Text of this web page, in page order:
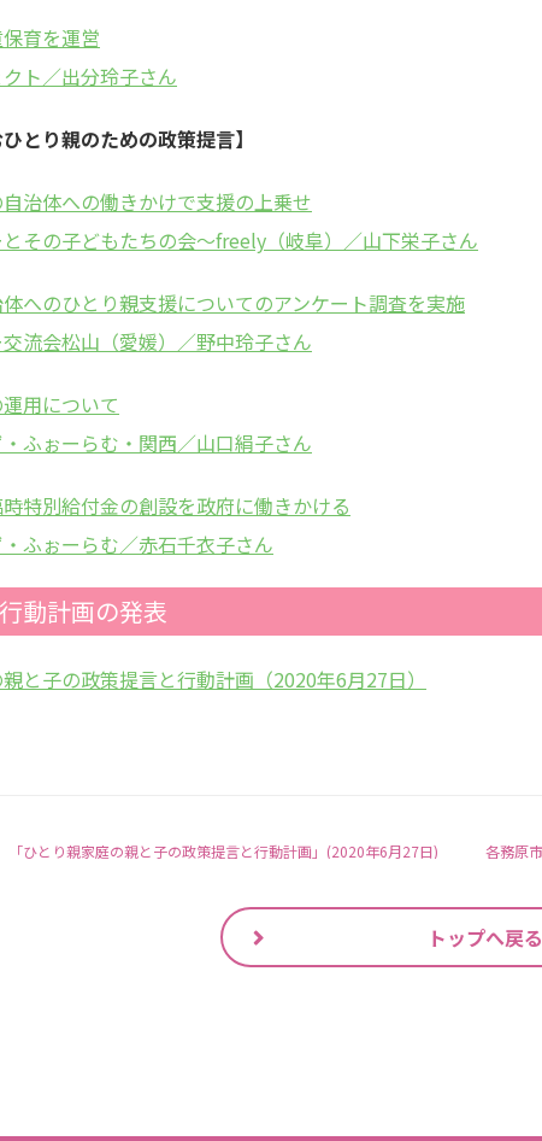
育を運営
ト／出分玲子さん
とり親のための政策提言】
治体への働きかけで支援の上乗せ
その子どもたちの会～freely（岐阜）／山下栄子さん
へのひとり親支援についてのアンケート調査を実施
流会松山（愛媛）／野中玲子さん
用について
ふぉーらむ・関西／山口絹子さん
特別給付金の創設を政府に働きかける
ふぉーらむ／赤石千衣子さん
動計画の発表
と子の政策提言と行動計画（2020年6月27日）
「ひとり親家庭の親と子の政策提言と行動計画」(2020年6月27日)
トップへ戻る